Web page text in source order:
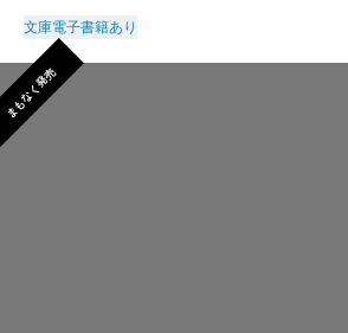
文庫電子書籍あり
まもなく発売